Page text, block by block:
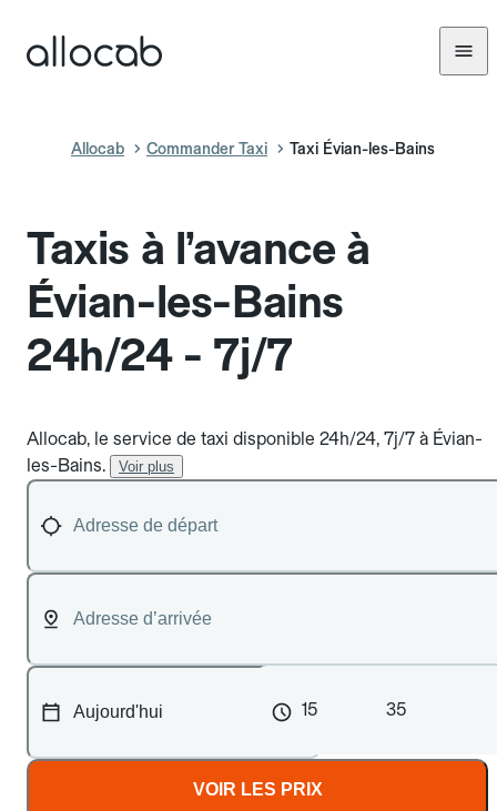
Allocab Commander Taxi Taxi Évian-les-Bains
Taxis à l’avance à
Évian-les-Bains
24h/24 - 7j/7
Allocab, le service de taxi disponible 24h/24, 7j/7 à Évian-
les-Bains.
Voir plus
15 35
VOIR LES PRIX